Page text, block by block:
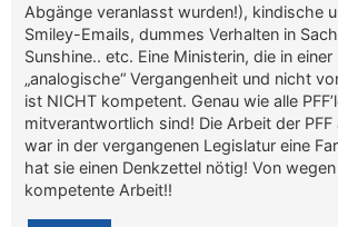
Abgänge veranlasst wurden!), kindische
Smiley-Emails, dummes Verhalten in
Sunshine.. etc. Eine Ministerin, die in einer
„analogische“ Vergangenheit und nicht
ist NICHT kompetent. Genau wie alle
mitverantwortlich sind! Die Arbeit der PFF
war in der vergangenen Legislatur eine
hat sie einen Denkzettel nötig! Von
kompetente Arbeit!!